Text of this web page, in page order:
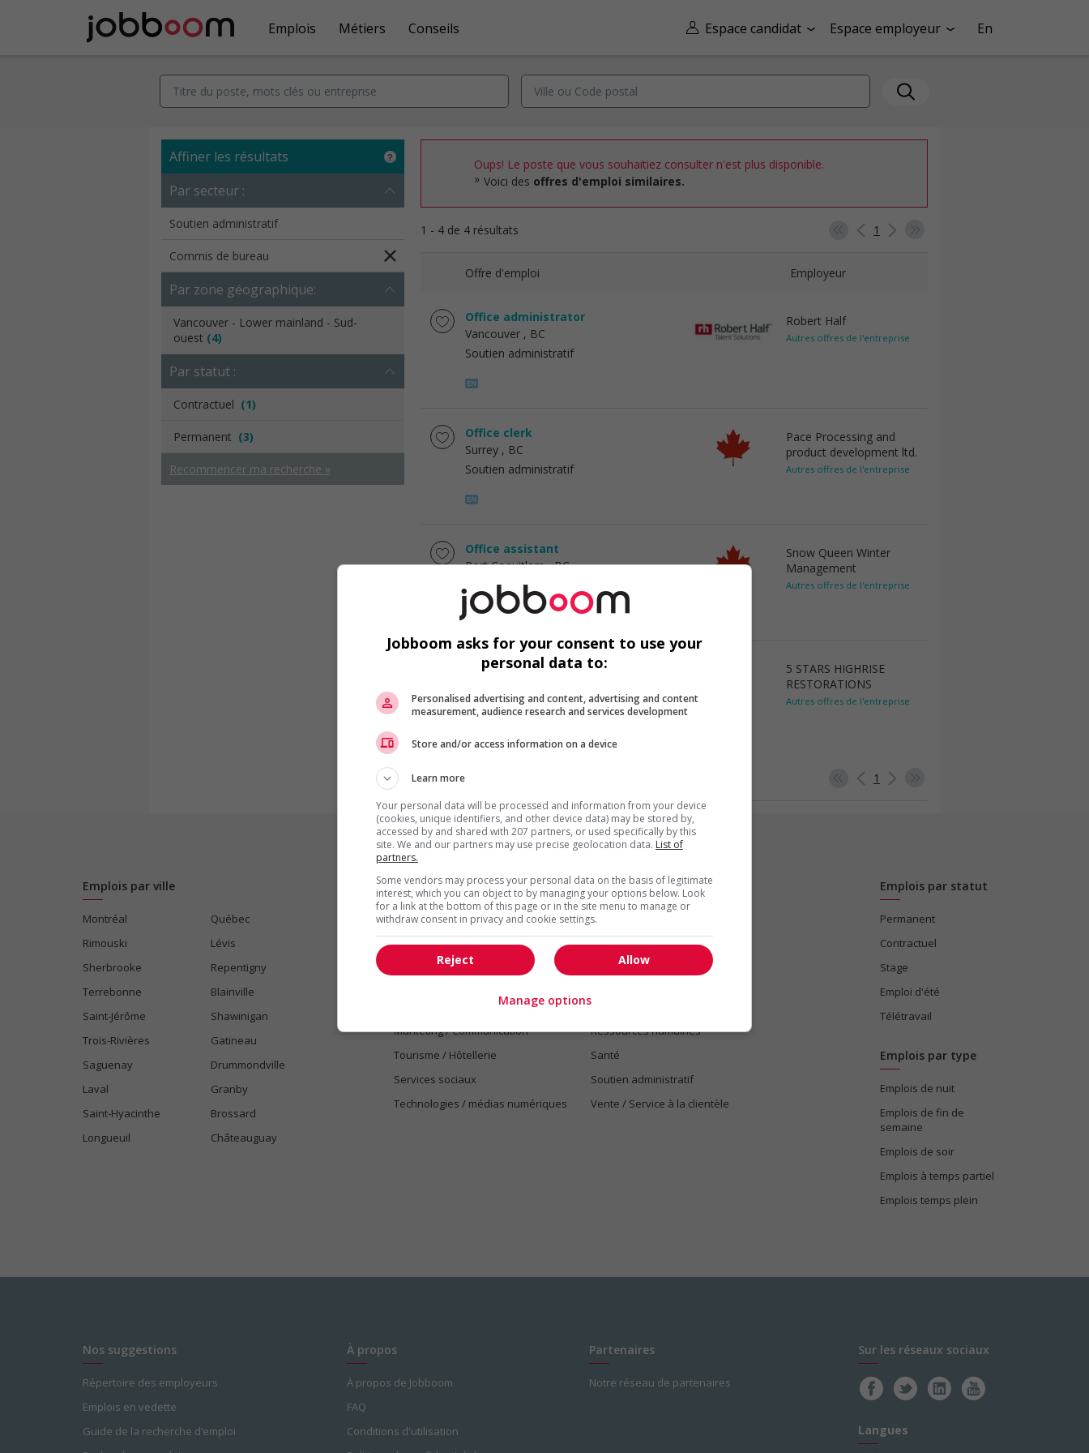
Espace candidat Espace employeur En
Emplois Métiers Conseils
Affiner les résultats
Par secteur :
Soutien administratif
Commis de bureau
Par zone géographique:
Vancouver - Lower mainland - Sud-
ouest (4)
Par statut :
Contractuel (1)
Permanent (3)
Recommencer ma recherche »
Oups! Le poste que vous souhaitiez consulter n'est plus disponible.
Voici des offres d'emploi similaires.
1 - 4 de 4 résultats 1
Offre d'emploi Employeur
Office administrator
Vancouver , BC
Soutien administratif
Robert Half
Autres offres de l'entreprise
Office clerk
Surrey , BC
Soutien administratif
Pace Processing and
product development ltd.
Autres offres de l'entreprise
Office assistant
Port Coquitlam, BC
Soutien administratif
Snow Queen Winter
Management
Autres offres de l'entreprise
Administrative clerk
Soutien administratif
5 STARS HIGHRISE
RESTORATIONS
Autres offres de l'entreprise
1 - 4 de 4 résultats 1
Emplois par ville
Montréal
Québec
Rimouski
Lévis
Sherbrooke
Repentigny
Terrebonne
Blainville
Saint-Jérôme
Shawinigan
Trois-Rivières
Gatineau
Saguenay
Drummondville
Laval
Granby
Saint-Hyacinthe
Brossard
Longueuil
Châteauguay
Emplois par secteur
Arts et métiers de la mode Automobile et transport
Cadres supérieurs
Commerce / Offres de services
diverses
Ingénierie / Sciences
Marketing / Communication
Ressources humaines
Tourisme / Hôtellerie
Santé
Services sociaux
Soutien administratif
Technologies / médias numériques
Vente / Service à la clientèle
Emplois par statut
Permanent
Contractuel
Stage
Emploi d'été
Télétravail
Emplois par type
Emplois de nuit
Emplois de fin de
semaine
Emplois de soir
Emplois à temps partiel
Emplois temps plein
Nos suggestions
Répertoire des employeurs
Emplois en vedette
Guide de la recherche d’emploi
À propos
À propos de Jobboom
FAQ
Conditions d'utilisation
Partenaires
Notre réseau de partenaires
Sur les réseaux sociaux
Langues
Jobboom asks for your consent to use your
personal data to:
Personalised advertising and content, advertising and content
measurement, audience research and services development
Store and/or access information on a device
Learn more
Your personal data will be processed and information from your device
(cookies, unique identifiers, and other device data) may be stored by,
accessed by and shared with 207 partners, or used specifically by this
site. We and our partners may use precise geolocation data. List of
partners.
Some vendors may process your personal data on the basis of legitimate
interest, which you can object to by managing your options below. Look
for a link at the bottom of this page or in the site menu to manage or
withdraw consent in privacy and cookie settings.
Allow
Reject
Manage options